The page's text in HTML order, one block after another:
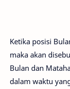
Ketika posisi
maka akan
Bulan dan
dalam waktu